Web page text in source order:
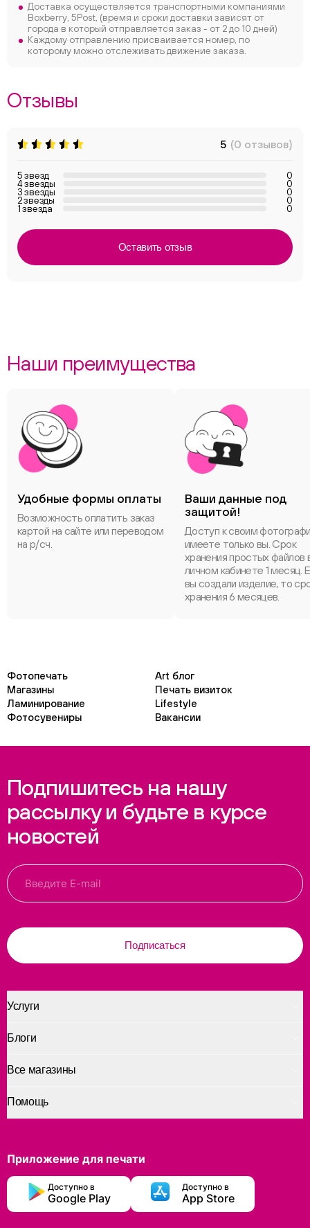
Доставка осуществляется транспортными компаниями
Boxberry, 5Post, (время и сроки доставки зависят от
города в который отправляется заказ - от 2 до 10 дней)
Каждому отправлению присваивается номер, по
которому можно отслеживать движение заказа.
Отзывы
5 (0 отзывов)
5 звезд 0
4 звезды 0
3 звезды 0
2 звезды 0
1 звезда 0
Оставить отзыв
Наши преимущества
Удобные формы оплаты
Возможность оплатить заказ
картой на сайте или переводом
на р/сч.
Ваши данные под
защитой!
Доступ к своим
имеете только вы. Срок
хранения простых файлов
личном кабинете 1 месяц.
вы создали изделие, то
хранения 6 месяцев.
Фотопечать
Art блог
Магазины
Печать визиток
Ламинирование
Lifestyle
Фотосувениры
Вакансии
Подпишитесь на нашу
рассылку и будьте в курсе
новостей
Подписаться
Услуги
Помощь
Блоги
Все магазины
Приложение для печати
Доступно в
Google Play
Доступно в
App Store